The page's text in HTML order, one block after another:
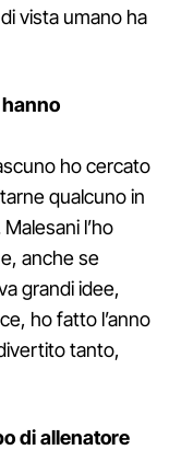
vista umano ha
ho cercato
qualcuno in
l’ho
anche se
grandi idee,
ho fatto l’anno
tanto,
di allenatore